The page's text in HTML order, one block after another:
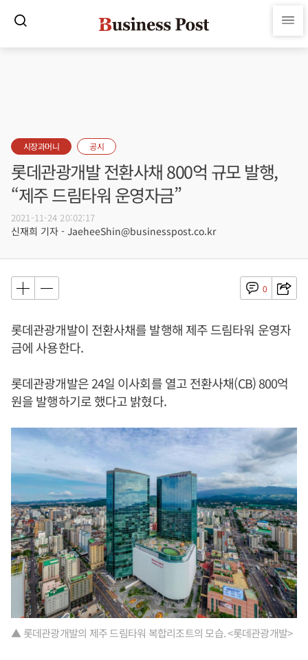
시장과머니 공시
롯데관광개발 전환사채 800억 규모 발행,
“제주 드림타워 운영자금”
2021-11-24 20:02:17
신재희 기자 - JaeheeShin@businesspost.co.kr
0
롯데관광개발이 전환사채를 발행해 제주 드림타워 운영자
금에 사용한다.
롯데관광개발은 24일 이사회를 열고 전환사채(CB) 800억
원을 발행하기로 했다고 밝혔다.
▲ 롯데관광개발의 제주 드림타워 복합리조트의 모습. <롯데관광개발>